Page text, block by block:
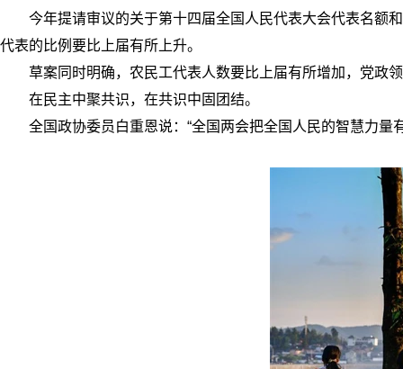
今年提请审议的关于第十四届全国人民代表大会代表名额
代表的比例要比上届有所上升。
草案同时明确，农民工代表人数要比上届有所增加，党政
在民主中聚共识，在共识中固团结。
全国政协委员白重恩说：“全国两会把全国人民的智慧力